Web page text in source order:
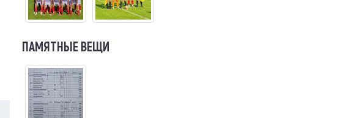
ПАМЯТНЫЕ ВЕЩИ